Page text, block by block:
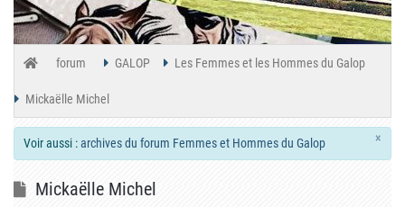
forum GALOP Les Femmes et les Hommes du Galop
Mickaëlle Michel
×
Voir aussi :archives du forum Femmes et Hommes du Galop
Mickaëlle Michel